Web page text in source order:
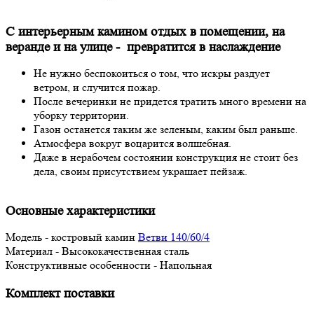
С интерьерным камином отдых в помещении, на
веранде и на улице - превратится в наслаждение
Не нужно беспокоиться о том, что искры раздует
ветром, и случится пожар.
После вечеринки не придется тратить много времени на
уборку территории.
Газон останется таким же зеленым, каким был раньше.
Атмосфера вокруг воцарится волшебная.
Даже в нерабочем состоянии конструкция не стоит без
дела, своим присутствием украшает пейзаж.
Основные характеристики
Модель - костровый камин Ветви 140/60/4
Материал - Высококачественная сталь
Конструктивные особенности - Напольная
Комплект поставки